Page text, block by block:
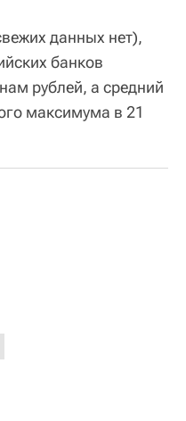
данных нет),
банков
рублей, а средний
максимума в 21